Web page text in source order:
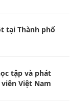
tại Thành phố
tập và phát
Việt Nam